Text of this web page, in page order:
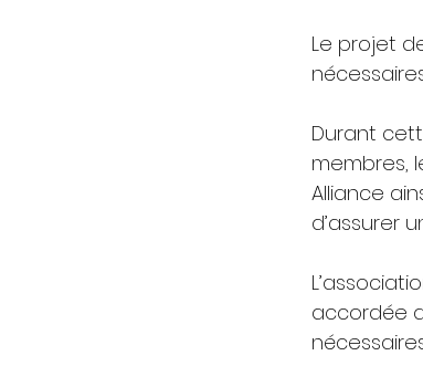
Le projet
Durant
membres,
Alliance
d’assurer
accordée